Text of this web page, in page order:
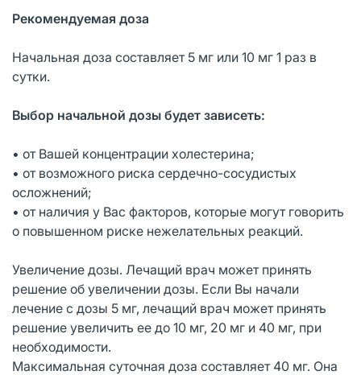
Рекомендуемая доза
Начальная доза составляет 5 мг или 10 мг 1 раз в
сутки.
Выбор начальной дозы будет зависеть:
• от Вашей концентрации холестерина;
• от возможного риска сердечно-сосудистых
осложнений;
• от наличия у Вас факторов, которые могут говорить
о повышенном риске нежелательных реакций.
Увеличение дозы. Лечащий врач может принять
решение об увеличении дозы. Если Вы начали
лечение с дозы 5 мг, лечащий врач может принять
решение увеличить ее до 10 мг, 20 мг и 40 мг, при
необходимости.
Максимальная суточная доза составляет 40 мг. Она